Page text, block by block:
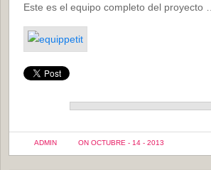
Este es el equipo completo del proyecto …
ADMIN ON OCTUBRE - 14 - 2013